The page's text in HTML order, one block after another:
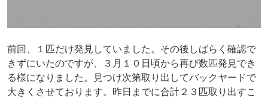
前回、１匹だけ発見していました。その後しばらく確認で
きずにいたのですが、３月１０日頃から再び数匹発見でき
る様になりました。見つけ次第取り出してバックヤードで
大きくさせております。昨日までに合計２３匹取り出すこ